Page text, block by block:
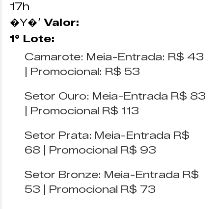
17h
�Y�’ Valor:
1° Lote:
Camarote: Meia-Entrada: R$ 43
| Promocional: R$ 53
Setor Ouro: Meia-Entrada R$ 83
| Promocional R$ 113
Setor Prata: Meia-Entrada R$
68 | Promocional R$ 93
Setor Bronze: Meia-Entrada R$
53 | Promocional R$ 73